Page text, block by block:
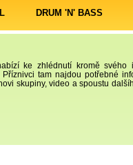
DRUM 'N' BASS
ke zhlédnutí kromě svého
tam najdou potřebné
skupiny, video a spoustu